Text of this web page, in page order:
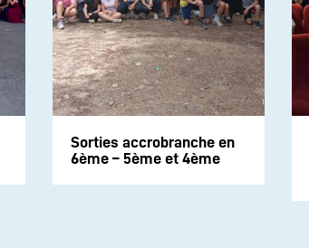
Sorties accrobranche en
6ème – 5ème et 4ème